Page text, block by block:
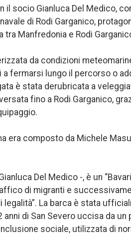
il socio Gianluca Del Medico,
di Rodi Garganico,
tra Manfredonia e Rodi
da condizioni
fermarsi lungo il percorso o
è stata derubricata a
fino a Rodi Garganico,
era composto da Michele
Del Medico -, è un
di migranti e
legalità”. La barca è stata
di San Severo uccisa da
sociale, utilizzata di